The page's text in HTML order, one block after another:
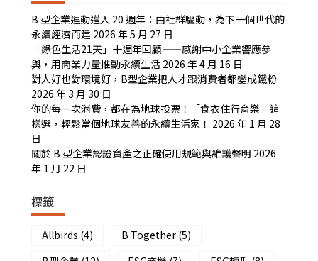
B 型企業運動邁入 20 週年：由社群驅動，為下一個世代的
永續經濟而建 2026 年 5 月 27 日
「綠色生活21天」十週年回顧——感謝中小企業響應參
與，用商業力量推動永續生活 2026 年 4 月 16 日
對人好也對環境好，B型企業把人才跟消費者都變成鐵粉
2026 年 3 月 30 日
你的每一次消費，都在為地球投票！「食衣住行育樂」這
樣選，輕鬆當個地球友善的永續生活家！ 2026 年 1 月 28
日
關於 B 型企業認證資產之正確使用規範與維護聲明 2026
年 1 月 22 日
標籤
Allbirds (4) B Together (5)